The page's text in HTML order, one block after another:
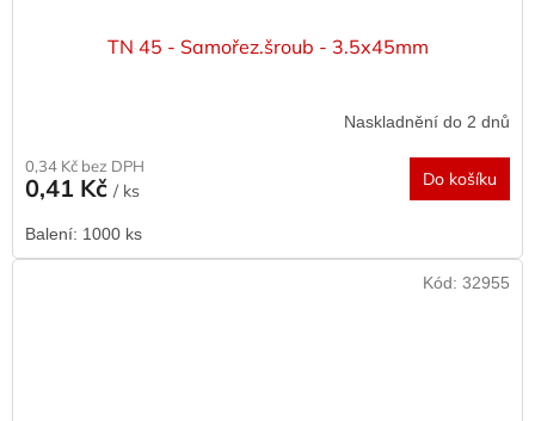
TN 45 - Samořez.šroub - 3.5x45mm
Naskladnění do 2 dnů
0,34 Kč bez DPH
0,41 Kč / ks
Do košíku
Balení: 1000 ks
Kód: 32955